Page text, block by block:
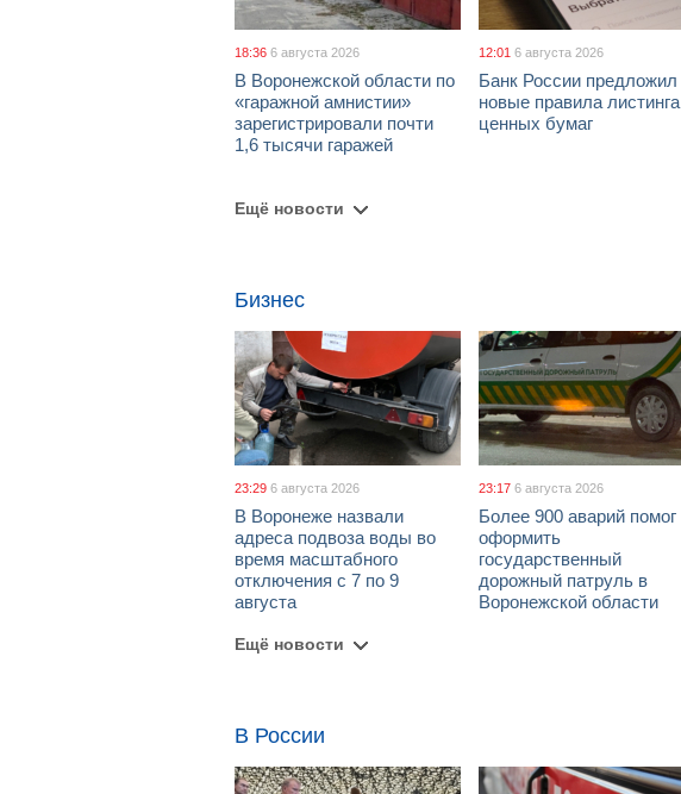
18:36 6 августа 2026
В Воронежской области по
«гаражной амнистии»
зарегистрировали почти
1,6 тысячи гаражей
12:01 6 августа 2026
Банк России предложил
новые правила листинга
ценных бумаг
Ещё новости
Бизнес
23:29 6 августа 2026
В Воронеже назвали
адреса подвоза воды во
время масштабного
отключения с 7 по 9
августа
23:17 6 августа 2026
Более 900 аварий помог
оформить
государственный
дорожный патруль в
Воронежской области
Ещё новости
В России